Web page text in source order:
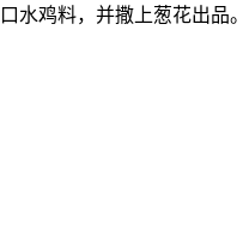
水鸡料，并撒上葱花出品。